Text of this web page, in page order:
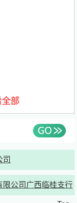
部
司
限公司广西临桂支行